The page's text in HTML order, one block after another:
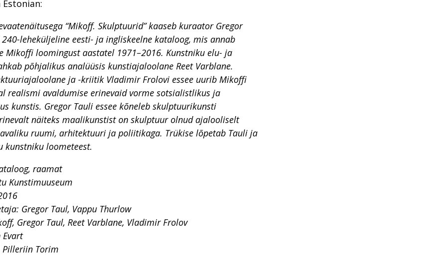
“Mikoff. Skulptuurid” kaaseb kuraator Gregor
leheküljeline eesti- ja ingliskeelne kataloog, mis annab
Mikoffi loomingust aastatel 1971–2016. Kunstniku elu- ja
põhjalikus analüüsis kunstiajaloolane Reet Varblane.
ja -kriitik Vladimir Frolovi essee uurib Mikoffi
realismi avaldumise erinevaid vorme sotsialistlikus ja
kunstis. Gregor Tauli essee kõneleb skulptuurikunsti
näiteks maalikunstist on skulptuur olnud ajalooliselt
ruumi, arhitektuuri ja poliitikaga. Trükise lõpetab Tauli ja
kunstniku loometeest.
raamat
Kunstimuuseum
Gregor Taul, Vappu Thurlow
Gregor Taul, Reet Varblane, Vladimir Frolov
Evart
Pilleriin Torim